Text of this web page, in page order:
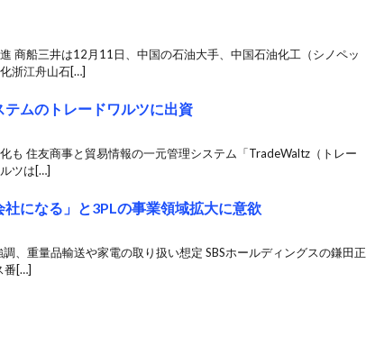
商船三井は12月11日、中国の石油大手、中国石油化工（シノペッ
浙江舟山石[…]
ムのトレードワルツに出資
も 住友商事と貿易情報の一元管理システム「TradeWaltz（トレー
ツは[…]
になる」と3PLの事業領域拡大に意欲
、重量品輸送や家電の取り扱い想定 SBSホールディングスの鎌田正
番[…]